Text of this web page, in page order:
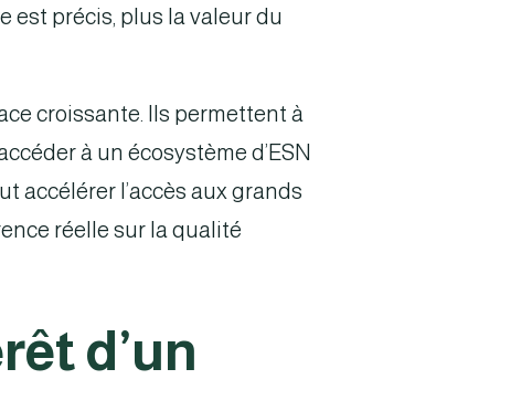
est précis, plus la valeur du
croissante. Ils permettent à
à un écosystème d’ESN
accélérer l’accès aux grands
réelle sur la qualité
d’un